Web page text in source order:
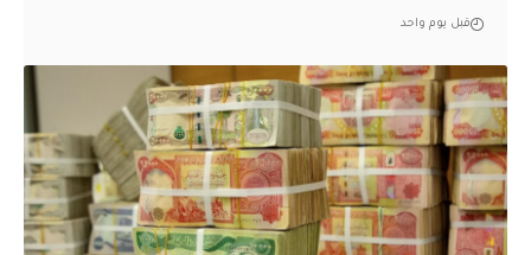
قبل يوم واحد